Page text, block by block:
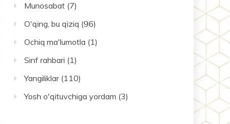
Munosabat (7)
O'qing, bu qiziq (96)
Ochiq ma'lumotla (1)
Sinf rahbari (1)
Yangiliklar(110)
Yosh o'qituvchiga yordam (3)